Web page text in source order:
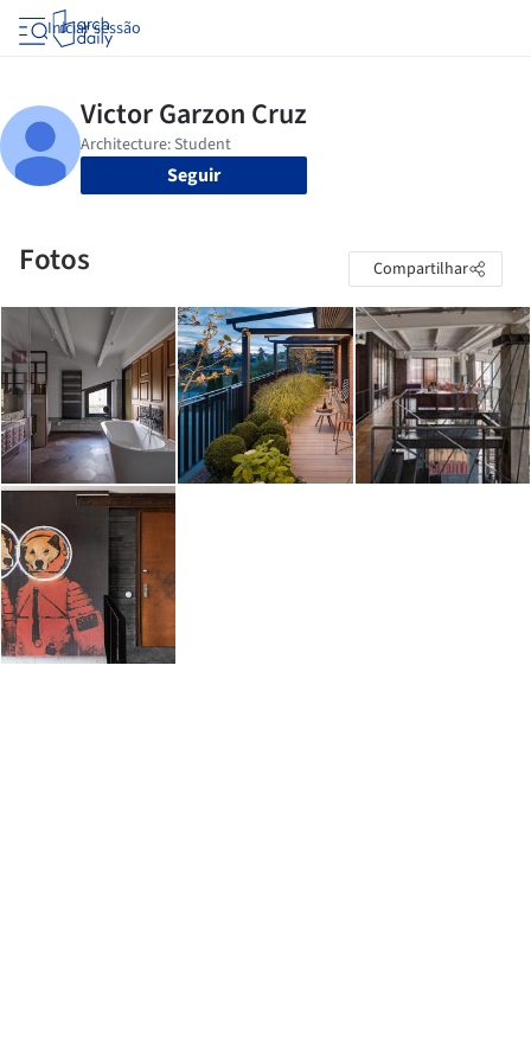
Iniciar sessão
Seguir
Fotos Compartilhar